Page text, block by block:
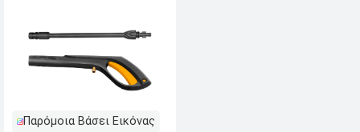
Παρόμοια Βάσει Εικόνας